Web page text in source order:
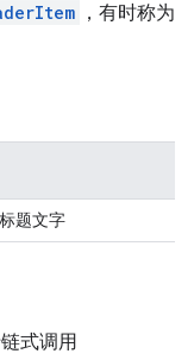
，有时称为
题文字
链式调用